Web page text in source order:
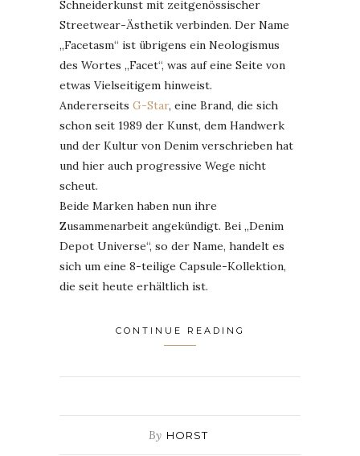
Schneiderkunst mit zeitgenössischer
Streetwear-Ästhetik verbinden. Der Name
„Facetasm“ ist übrigens ein Neologismus
des Wortes „Facet“, was auf eine Seite von
etwas Vielseitigem hinweist.
Andererseits G-Star, eine Brand, die sich
schon seit 1989 der Kunst, dem Handwerk
und der Kultur von Denim verschrieben hat
und hier auch progressive Wege nicht
scheut.
Beide Marken haben nun ihre
Zusammenarbeit angekündigt. Bei „Denim
Depot Universe“, so der Name, handelt es
sich um eine 8-teilige Capsule-Kollektion,
die seit heute erhältlich ist.
CONTINUE READING
By HORST